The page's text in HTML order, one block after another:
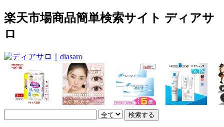
楽天市場商品簡単検索サイト ディアサ
ロ